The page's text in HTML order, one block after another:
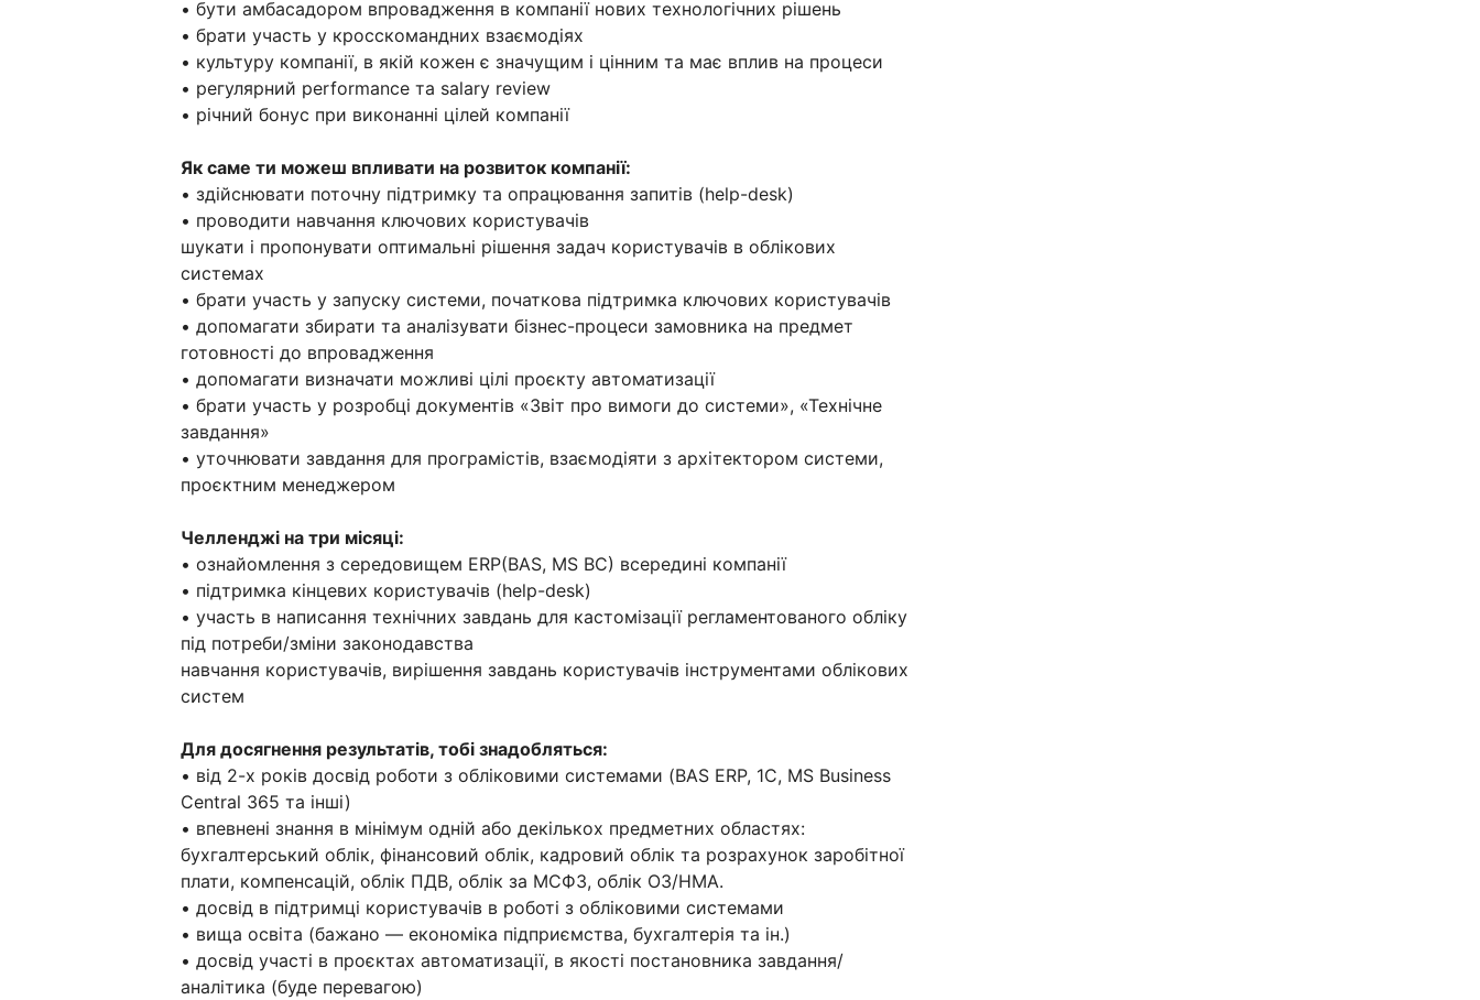
• бути амбасадором впровадження в компанії нових технологічних рішень
• брати участь у кросскомандних взаємодіях
• культуру компанії, в якій кожен є значущим і цінним та має вплив на процеси
• регулярний performance та salary review
• річний бонус при виконанні цілей компанії
Як саме ти можеш впливати на розвиток компанії:
• здійснювати поточну підтримку та опрацювання запитів (help-desk)
• проводити навчання ключових користувачів
шукати і пропонувати оптимальні рішення задач користувачів в облікових
системах
• брати участь у запуску системи, початкова підтримка ключових користувачів
• допомагати збирати та аналізувати бізнес-процеси замовника на предмет
готовності до впровадження
• допомагати визначати можливі цілі проєкту автоматизації
• брати участь у розробці документів «Звіт про вимоги до системи», «Технічне
завдання»
• уточнювати завдання для програмістів, взаємодіяти з архітектором системи,
проєктним менеджером
Челленджі на три місяці:
• ознайомлення з середовищем ERP(BAS, MS BC) всередині компанії
• підтримка кінцевих користувачів (help-desk)
• участь в написання технічних завдань для кастомізації регламентованого обліку
під потреби/зміни законодавства
навчання користувачів, вирішення завдань користувачів інструментами облікових
систем
Для досягнення результатів, тобі знадобляться:
• від 2-х років досвід роботи з обліковими системами (BAS ERP, 1С, MS Business
Central 365 та інші)
• впевнені знання в мінімум одній або декількох предметних областях:
бухгалтерський облік, фінансовий облік, кадровий облік та розрахунок заробітної
плати, компенсацій, облік ПДВ, облік за МСФЗ, облік ОЗ/НМА.
• досвід в підтримці користувачів в роботі з обліковими системами
• вища освіта (бажано — економіка підприємства, бухгалтерія та ін.)
• досвід участі в проєктах автоматизації, в якості постановника завдання/
аналітика (буде перевагою)